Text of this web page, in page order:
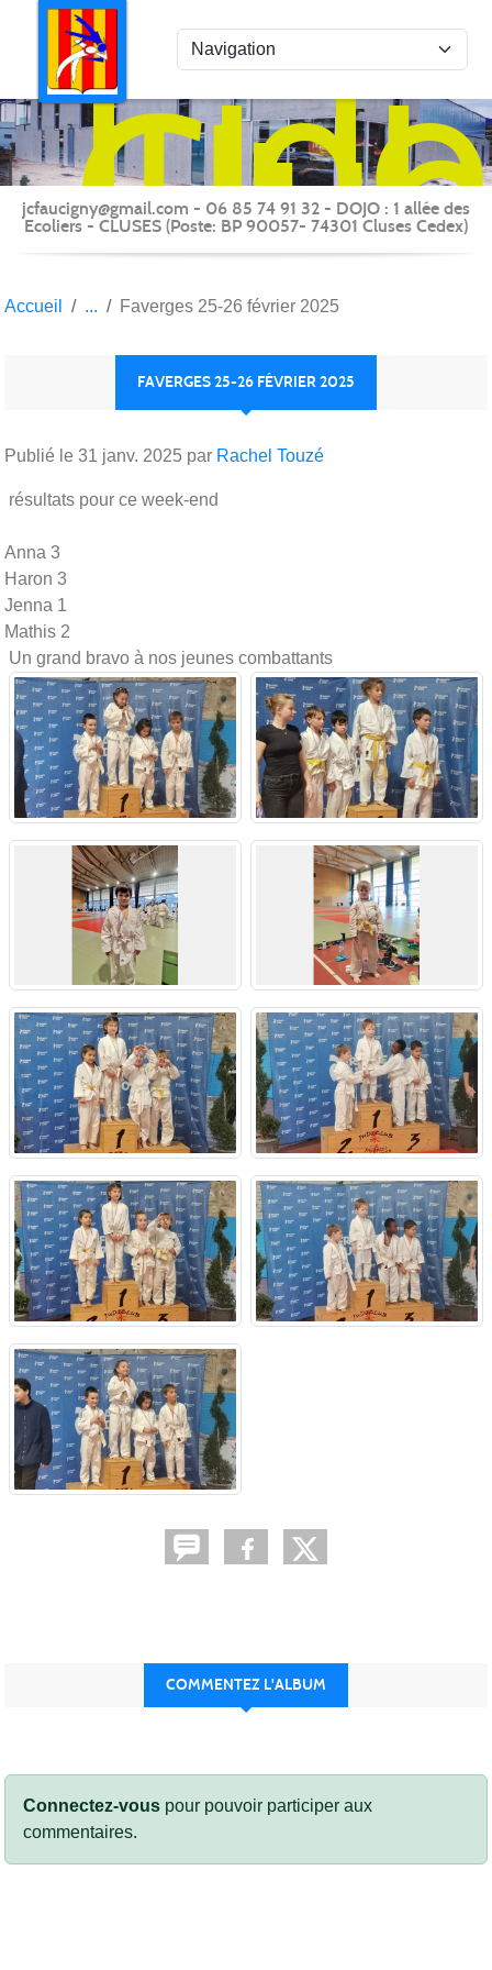
Judo
du
-
jcfaucigny@gmail.com - 06 85 74 91 32 - DOJO : 1 allée des
Ecoliers - CLUSES (Poste: BP 90057- 74301 Cluses Cedex)
Accueil Faverges 25-26 février 2025
FAVERGES 25-26 FÉVRIER 2025
Publié le 31 janv. 2025 par Rachel Touzé
résultats pour ce week-end
Anna 3
Haron 3
Jenna 1
Mathis 2
Un grand bravo à nos jeunes combattants
COMMENTEZ L'ALBUM
Connectez-vous pour pouvoir participer aux
commentaires.
Panneau de gestion des cookies